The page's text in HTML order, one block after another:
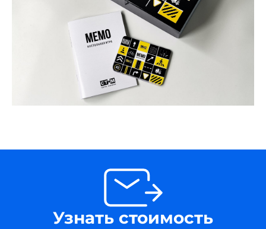
Узнать стоимость